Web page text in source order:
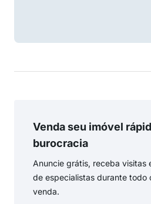
Venda seu imóvel
burocracia
Anuncie grátis, receba visitas
de especialistas durante todo
venda.